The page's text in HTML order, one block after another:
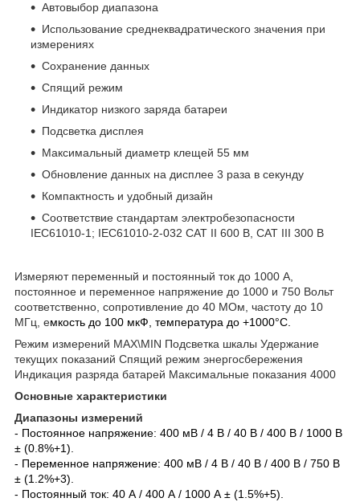
Автовыбор диапазона
Использование среднеквадратического значения при
измерениях
Сохранение данных
Спящий режим
Индикатор низкого заряда батареи
Подсветка дисплея
Максимальный диаметр клещей 55 мм
Обновление данных на дисплее 3 раза в секунду
Компактность и удобный дизайн
Соответствие стандартам электробезопасности
IEC61010-1; IEC61010-2-032 CAT II 600 В, CAT III 300 В
Измеряют переменный и постоянный ток до 1000 А,
постоянное и переменное напряжение до 1000 и 750 Вольт
соответственно, сопротивление до 40 МОм, частоту до 10
МГц, емкость до 100 мкФ, температура до +1000°C.
Режим измерений MAX\MIN Подсветка шкалы Удержание
текущих показаний Спящий режим энергосбережения
Индикация разряда батарей Максимальные показания 4000
Основные характеристики
Диапазоны измерений
- Постоянное напряжение: 400 мВ / 4 В / 40 В / 400 В / 1000 В
± (0.8%+1).
- Переменное напряжение: 400 мВ / 4 В / 40 В / 400 В / 750 В
± (1.2%+3).
- Постоянный ток: 40 А / 400 А / 1000 А ± (1.5%+5).